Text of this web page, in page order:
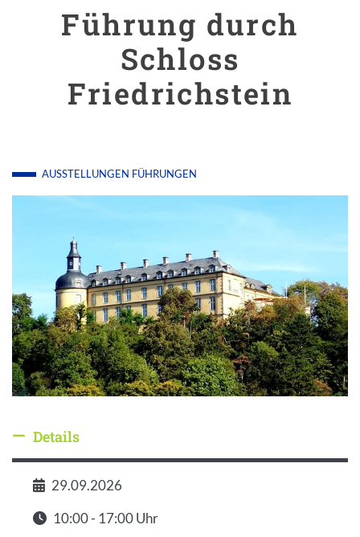
Führung durch
Schloss
Friedrichstein
AUSSTELLUNGEN FÜHRUNGEN
Details ausblenden
Details
Datum
29.09.2026
Zeit
10:00 - 17:00 Uhr